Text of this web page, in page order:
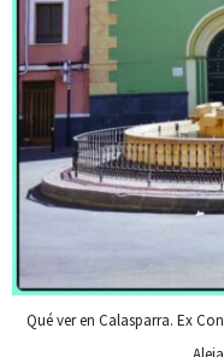
Qué ver en Calasparra. Ex